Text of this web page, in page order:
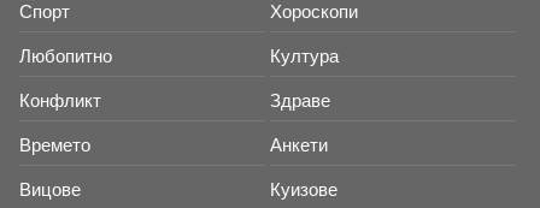
Спорт Хороскопи
Любопитно Култура
Конфликт Здраве
Времето Анкети
Вицове Куизове